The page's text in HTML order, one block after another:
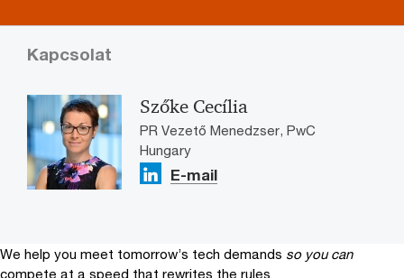
Kapcsolat
Szőke Cecília
PR Vezető Menedzser, PwC
Hungary
E-mail
We help you meet tomorrow’s tech demands so you can
compete at a speed that rewrites the rules